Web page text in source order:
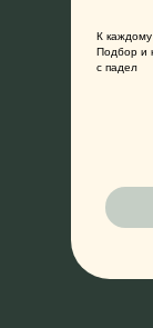
К каждому
Подбор и
с падел